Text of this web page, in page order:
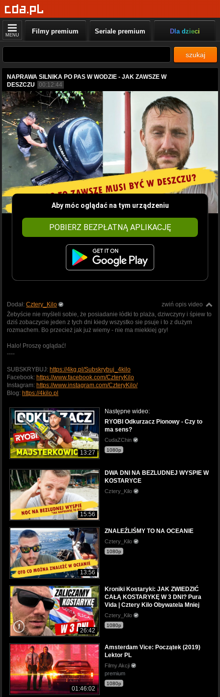
MENU Filmy premium Seriale premium Dla dzieci
szukaj
NAPRAWA SILNIKA PO PAS W WODZIE - JAK ZAWSZE W
DESZCZU
00:12:44
Aby móc oglądać na tym urządzeniu
POBIERZ BEZPŁATNĄ APLIKACJĘ
zwiń opis video
Dodał: Cztery_Kilo
Żebyście nie myśleli sobie, że posiadanie łódki to plaża, dziwczyny i śpiew to
dziś zobaczycie jeden z tych dni kiedy wszystko sie psuje i to z dużym
rozmachem. Bo przecież jak już wiemy - nie ma miekkiej gry!
Halo! Proszę oglądać!
----
SUBSKRYBUJ: https://4kg.pl/Subskrybuj_4kilo
Facebook: https://www.facebook.com/CzteryKilo
Instagram: https://www.instagram.com/CzteryKilo/
Blog: https://4kilo.pl
13:27
Następne wideo:
RYOBI Odkurzacz Pionowy - Czy to
ma sens?
CudaZChin
1080p
15:56
DWA DNI NA BEZLUDNEJ WYSPIE W
KOSTARYCE
Cztery_Kilo
13:56
ZNALEŹLIŚMY TO NA OCEANIE
Cztery_Kilo
1080p
26:42
Kroniki Kostaryki: JAK ZWIEDZIĆ
CAŁĄ KOSTARYKĘ W 3 DNI? Pura
Vida | Cztery Kilo Obywatela Mniej
Cztery_Kilo
1080p
01:46:02
Amsterdam Vice: Początek (2019)
Lektor PL
Filmy Akcji
premium
1080p